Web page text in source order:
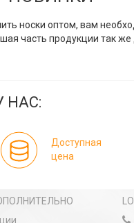
носки оптом, вам
часть продукции так же
НАС:
Доступная
цена